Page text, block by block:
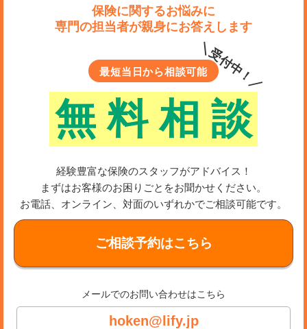
保険に関するお悩みに
専門の担当者が親身にお答えします
最短当日から相談可能
無 料 相 談
＼受付中！／
経験豊富な保険のスタッフがアドバイス！
まずはお客様のお困りごとをお聞かせください。
お電話、オンライン、対面のいずれかでご相談可能です。
ご相談予約はこちら
メールでのお問い合わせはこちら
hoken@lify.jp